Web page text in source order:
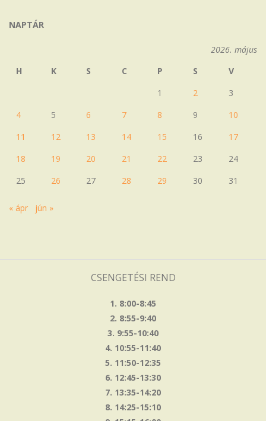
NAPTÁR
2026. május
H
K S C P S
V
1
2
3
4
5 6 7 8 9
10
11
12 13 14 15 16
17
18
19 20 21 22 23
24
25
26 27 28 29 30 31
« ápr jún »
CSENGETÉSI REND
1. 8:00-8:45
2. 8:55-9:40
3. 9:55-10:40
4. 10:55-11:40
5. 11:50-12:35
6. 12:45-13:30
7. 13:35-14:20
8. 14:25-15:10